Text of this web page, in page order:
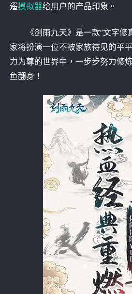
遥模拟器给用户的产品印象。
《剑雨九天》是一款“文字
家将扮演一位不被家族待见的平
力为尊的世界中，一步步努力修
鱼翻身！